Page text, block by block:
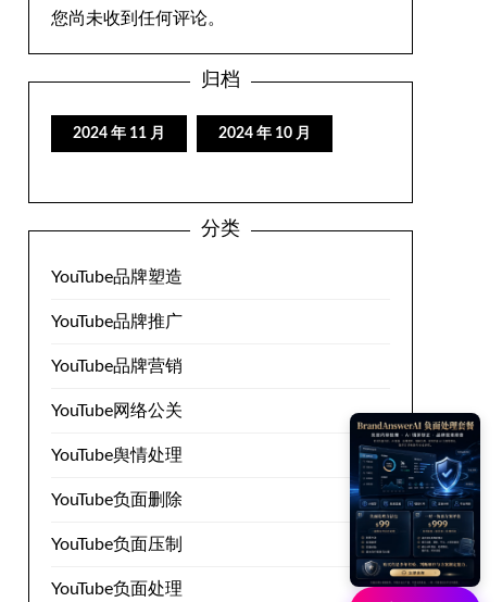
您尚未收到任何评论。
归档
2024 年 11 月 2024 年 10 月
分类
YouTube品牌塑造
YouTube品牌推广
YouTube品牌营销
YouTube网络公关
YouTube舆情处理
YouTube负面删除
YouTube负面压制
YouTube负面处理